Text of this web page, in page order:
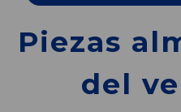
Piezas
del